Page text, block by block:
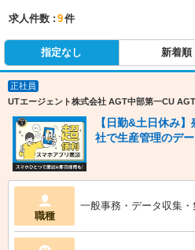
求人件数 : 9件
指定なし 新着順
正社員
UTエージェント株式会社 AGT中部第一CU
【日勤&土日休み
社で生産管理のデ
職種
一般事務・データ収集・